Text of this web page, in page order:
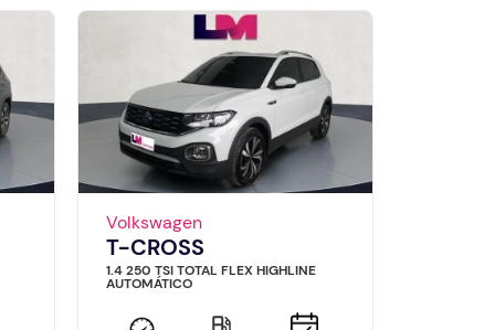
Volkswagen
T-CROSS
1.4 250 TSI TOTAL FLEX HIGHLINE
AUTOMÁTICO